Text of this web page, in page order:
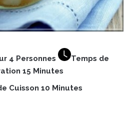
4 Personnes
Temps de
15 Minutes
Cuisson 10 Minutes